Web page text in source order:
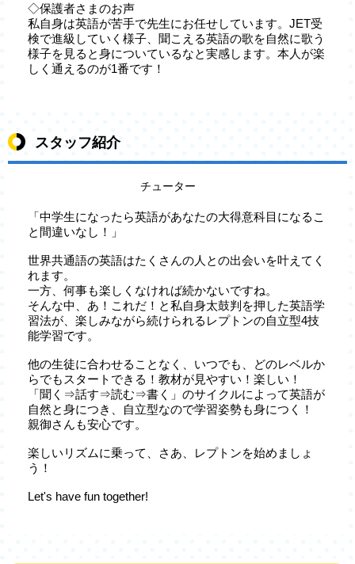
◇保護者さまのお声
私自身は英語が苦手で先生にお任せしています。JET受
検で進級していく様子、聞こえる英語の歌を自然に歌う
様子を見ると身についているなと実感します。本人が楽
しく通えるのが1番です！
スタッフ紹介
チューター
「中学生になったら英語があなたの大得意科目になるこ
と間違いなし！」
世界共通語の英語はたくさんの人との出会いを叶えてく
れます。
一方、何事も楽しくなければ続かないですね。
そんな中、あ！これだ！と私自身太鼓判を押した英語学
習法が、楽しみながら続けられるレプトンの自立型4技
能学習です。
他の生徒に合わせることなく、いつでも、どのレベルか
らでもスタートできる！教材が見やすい！楽しい！
「聞く⇒話す⇒読む⇒書く」のサイクルによって英語が
自然と身につき、自立型なので学習姿勢も身につく！
親御さんも安心です。
楽しいリズムに乗って、さあ、レプトンを始めましょ
う！
Let's have fun together!